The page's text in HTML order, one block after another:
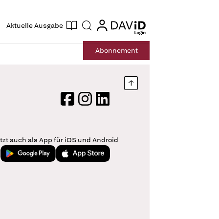
Aktuelle Ausgabe Suche login
login
Abonnement
Nach oben springen
FacebookInstagram
LinkedIn
auch als App für iOS und Android
Jetzt bei Google PlayLaden im App Store